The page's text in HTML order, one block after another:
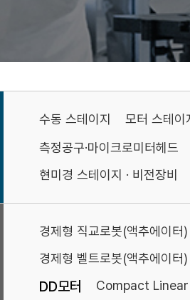
수동 스테이지 모터 스테이
측정공구·마이크로미터헤드
현미경 스테이지 · 비전장비
경제형 직교로봇(액추에이터)
경제형 벨트로봇(액추에이터)
DD모터 Compact